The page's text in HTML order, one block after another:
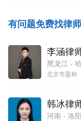
有问题免费找律师
李涵律
黑龙江 -
北京市盈科
韩冰律
河南 - 洛